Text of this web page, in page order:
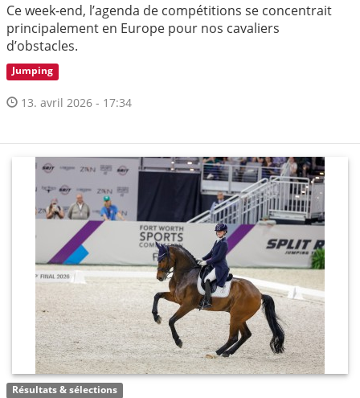
Ce week-end, l’agenda de compétitions se concentrait
principalement en Europe pour nos cavaliers
d’obstacles.
Jumping
13. avril 2026 - 17:34
Résultats & sélections